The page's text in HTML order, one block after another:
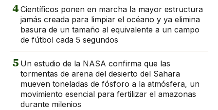
4 Científicos ponen en marcha la mayor estructura
jamás creada para limpiar el océano y ya elimina
basura de un tamaño al equivalente a un campo
de fútbol cada 5 segundos
5 Un estudio de la NASA confirma que las
tormentas de arena del desierto del Sahara
mueven toneladas de fósforo a la atmósfera, un
movimiento esencial para fertilizar el amazonas
durante milenios